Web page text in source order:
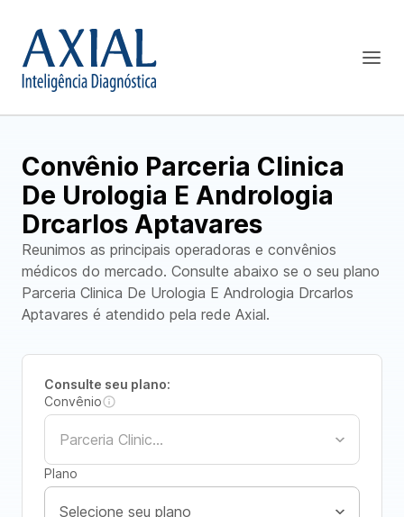
Convênio Parceria Clinica
De Urologia E Andrologia
Drcarlos Aptavares
Reunimos as principais operadoras e convênios
médicos do mercado. Consulte abaixo se o seu plano
Parceria Clinica De Urologia E Andrologia Drcarlos
Aptavares é atendido pela rede Axial.
Consulte seu plano:
Convênio
Plano